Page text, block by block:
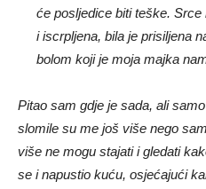
će posljedice biti teške.
i iscrpljena, bila je prisiljena
bolom koji je moja majka
Pitao sam gdje je sada, ali
slomile su me još više nego
više ne mogu stajati i gledati
se i napustio kuću, osjećajući